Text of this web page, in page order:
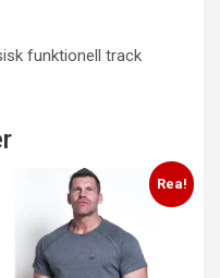
funktionell track
Rea!